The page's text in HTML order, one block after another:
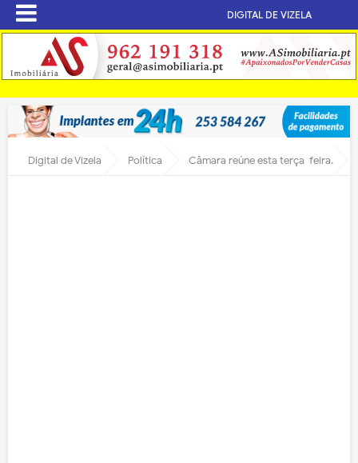
DIGITAL DE VIZELA
Digital de Vizela Política Câmara reúne esta terça-feira